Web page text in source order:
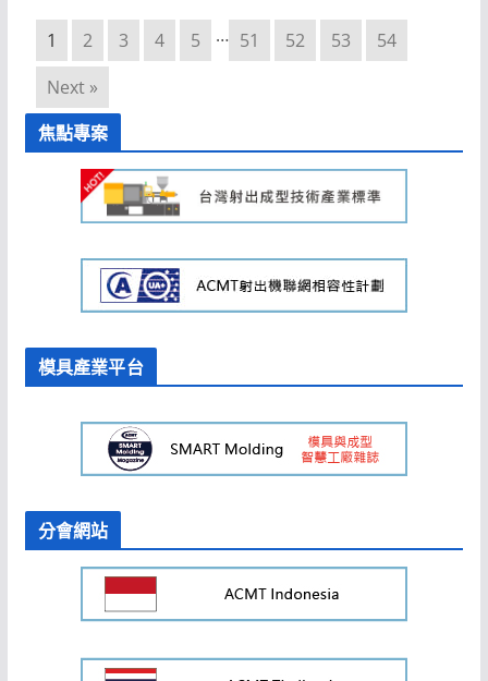
1 2 3 4 5 … 51 52 53
54
Next »
焦點專案
模具產業平台
分會網站